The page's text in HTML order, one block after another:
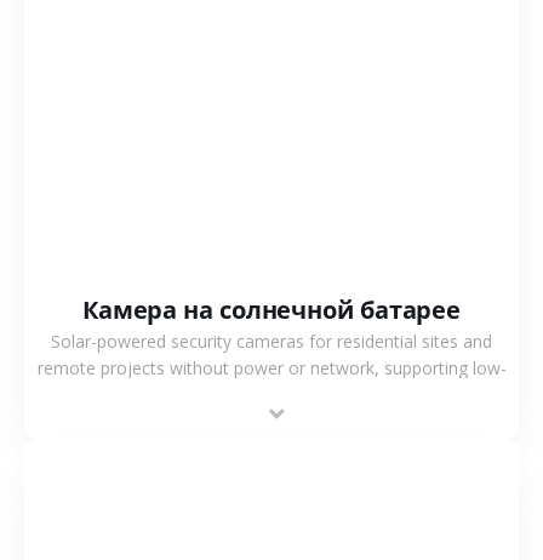
Камера на солнечной батарее
Solar-powered security cameras for residential sites and
remote projects without power or network, supporting low-
monitoring.